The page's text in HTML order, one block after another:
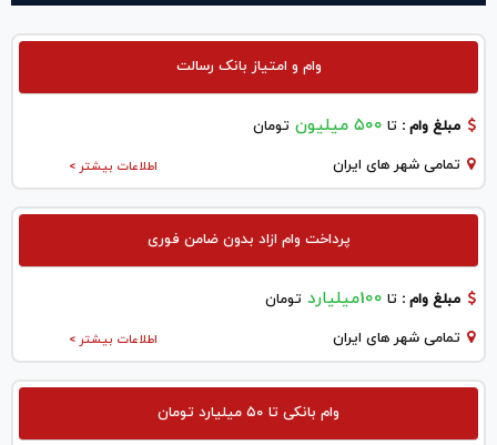
وام و امتیاز بانک رسالت
مبلغ وام : تا ۵۰۰ میلیون تومان
اطلاعات بیشتر > تمامی شهر های ایران
پرداخت وام ازاد بدون ضامن فوری
مبلغ وام : تا 100میلیارد تومان
اطلاعات بیشتر > تمامی شهر های ایران
وام بانکی تا ۵۰ میلیارد تومان